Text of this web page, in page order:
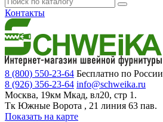
Контакты
8 (800) 550-23-64 Бесплатно по России
8 (926) 356-23-64 info@schweika.ru
Москва, 19км Мкад, вл20, стр 1.
Тк Южные Ворота , 21 линия 63 пав.
Показать на карте